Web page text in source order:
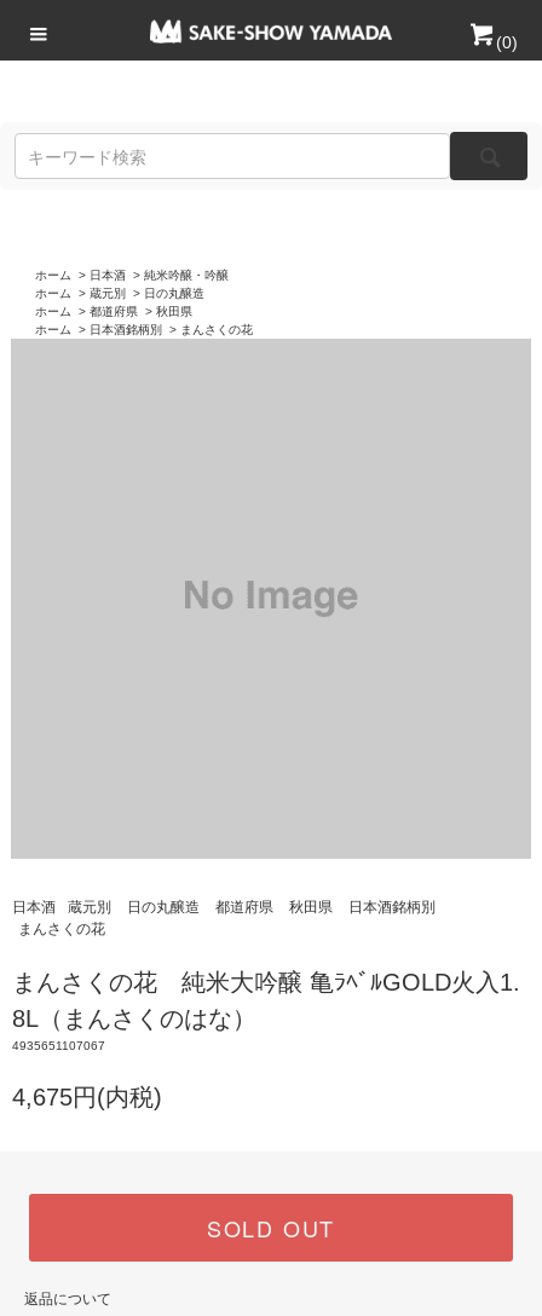
(0)
ホーム > 日本酒 > 純米吟醸・吟醸
ホーム
> 蔵元別 > 日の丸醸造
ホーム
> 都道府県 > 秋田県
ホーム
> 日本酒銘柄別 > まんさくの花
日本酒 蔵元別 日の丸醸造 都道府県 秋田県
日本酒銘柄別
まんさくの花
まんさくの花 純米大吟醸 亀ﾗﾍﾞﾙGOLD火入1.
8L（まんさくのはな）
4935651107067
4,675円(内税)
SOLD OUT
返品について